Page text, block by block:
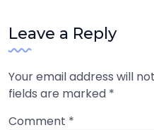
Leave a Reply
Your email address will
fields are marked *
Comment *